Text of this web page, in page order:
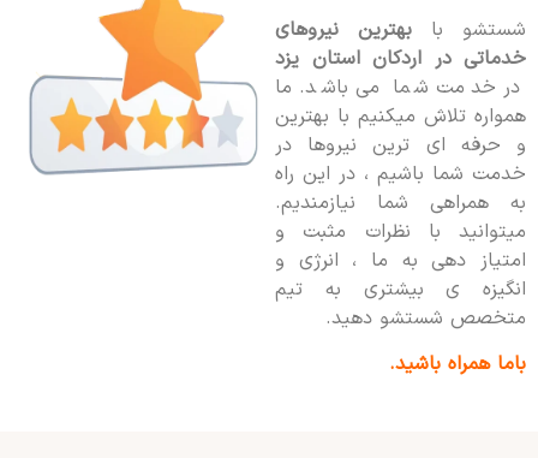
شستشو با
بهترین نیروهای
خدماتی در اردکان استان یزد
در خدمت شما می باشد. ما
همواره تلاش میکنیم با بهترین
و حرفه ای ترین نیروها در
خدمت شما باشیم ، در این راه
به همراهی شما نیازمندیم.
میتوانید با نظرات مثبت و
امتیاز دهی به ما ، انرژی و
انگیزه ی بیشتری به تیم
متخصص شستشو دهید.
باما همراه باشید.